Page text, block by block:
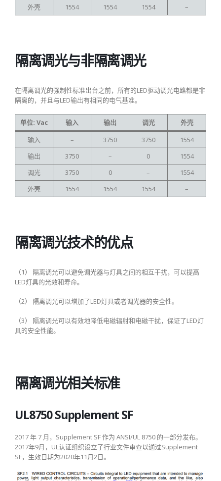
外壳
1554 1554 1554 –
隔离调光与非隔离调光
在隔离调光的强制性标准出台之前，所有的LED驱动调光电路都是非
隔离的，并且与LED输出有相同的电气基准。
单位: Vac 输入 输出 调光
外壳
输入
– 3750 3750
1554
输出
3750 – 0
1554
调光
3750 0 –
1554
外壳
1554 1554 1554 –
隔离调光技术的优点
（1） 隔离调光可以避免调光器与灯具之间的相互干扰，可以提高
LED灯具的光效和寿命。
（2） 隔离调光可以增加了LED灯具或者调光器的安全性。
（3） 隔离调光可以有效地降低电磁辐射和电磁干扰，保证了LED灯
具的安全性能。
隔离调光相关标准
UL8750 Supplement SF
2017 年 7 月，Supplement SF 作为 ANSI/UL 8750 的一部分发布。
2017年9月，UL认证组织设立了行业文件审查以通过Supplement
SF，生效日期为2020年11月2日。